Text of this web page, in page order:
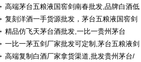
州茅台全系列厂家批发
高端茅台五粮液国窖剑南春批发,品牌白酒低
价供应 一手货源 顺丰包邮
复刻洋酒一手货源批发，茅台五粮液国窖剑
南春厂家直销
精品仿飞天茅台酒批发,一比一贵州茅台
1935厂家拿货渠道
一比一茅五剑厂家批发可定制,茅台五粮液剑
南春国窖一手货源
高端复制白酒厂家拿货渠道,批发贵州茅台/